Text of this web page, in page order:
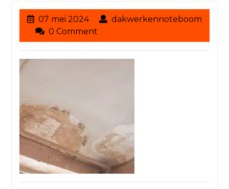
07 mei 202407
mei
2024
dakwerkennoteboom
dakwerkennoteboom
0 Comment